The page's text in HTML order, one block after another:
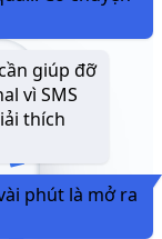
giúp đỡ
vì SMS
thích
phút là mở ra